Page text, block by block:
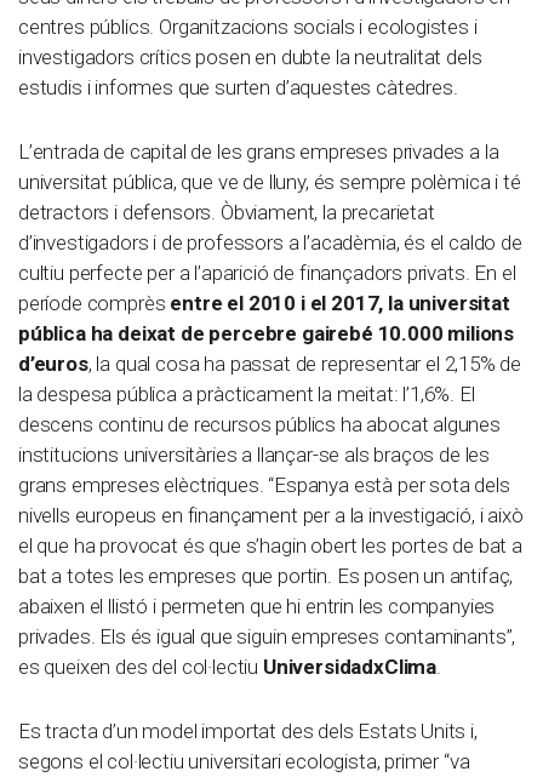
centres públics. Organitzacions socials i ecologistes i
investigadors crítics posen en dubte la neutralitat dels
estudis i informes que surten d’aquestes càtedres.
L’entrada de capital de les grans empreses privades a la
universitat pública, que ve de lluny, és sempre polèmica i té
detractors i defensors. Òbviament, la precarietat
d’investigadors i de professors a l’acadèmia, és el caldo de
cultiu perfecte per a l’aparició de finançadors privats. En el
període comprès entre el 2010 i el 2017, la universitat
pública ha deixat de percebre gairebé 10.000 milions
d’euros, la qual cosa ha passat de representar el 2,15% de
la despesa pública a pràcticament la meitat: l’1,6%. El
descens continu de recursos públics ha abocat algunes
institucions universitàries a llançar-se als braços de les
grans empreses elèctriques. “Espanya està per sota dels
nivells europeus en finançament per a la investigació, i això
el que ha provocat és que s’hagin obert les portes de bat a
bat a totes les empreses que portin. Es posen un antifaç,
abaixen el llistó i permeten que hi entrin les companyies
privades. Els és igual que siguin empreses contaminants”,
es queixen des del col·lectiu UniversidadxClima
Es tracta d’un model importat des dels Estats Units i,
segons el col·lectiu universitari ecologista, primer “va